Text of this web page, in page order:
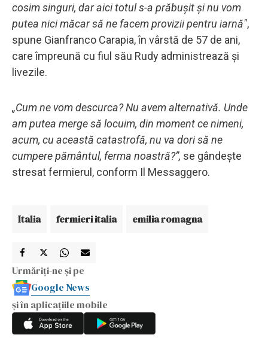
cosim singuri, dar aici totul s-a prăbușit și nu vom
putea nici măcar să ne facem provizii pentru iarnă",
spune Gianfranco Carapia, în vârstă de 57 de ani,
care împreună cu fiul său Rudy administrează și
livezile.
„Cum ne vom descurca? Nu avem alternativă. Unde
am putea merge să locuim, din moment ce nimeni,
acum, cu această catastrofă, nu va dori să ne
cumpere pământul, ferma noastră?”, se gândește
stresat fermierul, conform Il Messaggero.
Italia fermieri italia emilia romagna
Urmăriți-ne și pe
Google News
și în aplicațiile mobile